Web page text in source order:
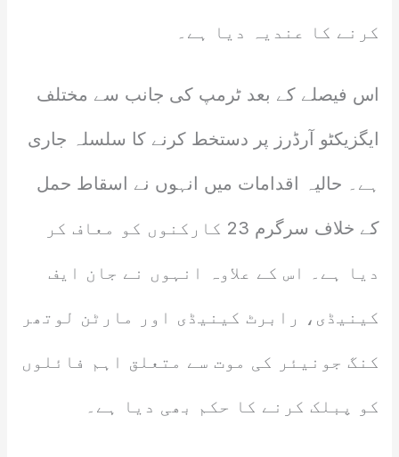
کرنے کا عندیہ دیا ہے۔
اس فیصلے کے بعد ٹرمپ کی جانب سے مختلف
ایگزیکٹو آرڈرز پر دستخط کرنے کا سلسلہ جاری
ہے۔ حالیہ اقدامات میں انہوں نے اسقاط حمل
کے خلاف سرگرم 23 کارکنوں کو معاف کر
دیا ہے۔ اس کے علاوہ انہوں نے جان ایف
کینیڈی، رابرٹ کینیڈی اور مارٹن لوتھر
کنگ جونیئر کی موت سے متعلق اہم فائلوں
کو پبلک کرنے کا حکم بھی دیا ہے۔